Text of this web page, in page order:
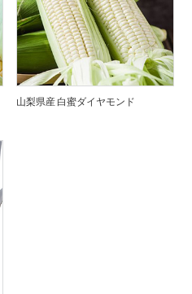
山梨県産 白蜜ダイヤモンド